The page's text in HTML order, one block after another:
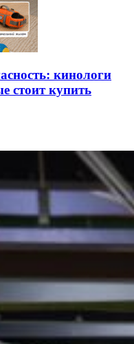
кинологи
стоит купить